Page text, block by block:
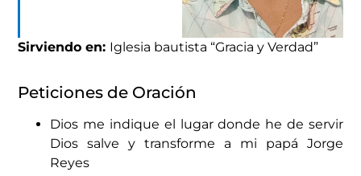
Sirviendo en: Iglesia bautista “Gracia y Verdad”
Peticiones de Oración
Dios me indique el lugar donde he de servir
Dios salve y transforme a mi papá Jorge
Reyes